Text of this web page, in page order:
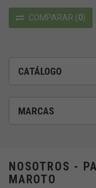
CATÁLOGO
MARCAS
COMPARAR (0)
NOSOTROS -
MAROTO